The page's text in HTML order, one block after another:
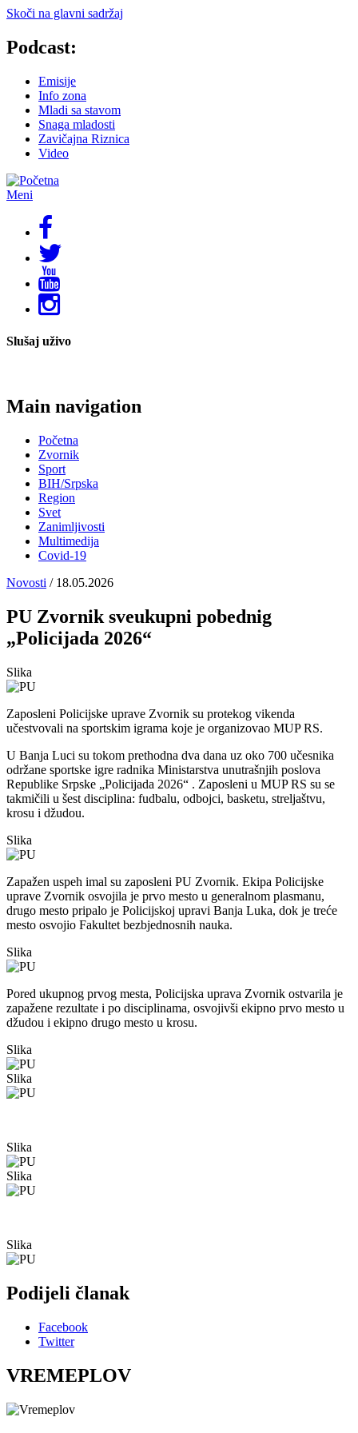
Skoči na glavni sadržaj
Podcast:
Emisije
Info zona
Mladi sa stavom
Snaga mladosti
Zavičajna Riznica
Video
Meni
Slušaj uživo
Main navigation
Početna
Zvornik
Sport
BIH/Srpska
Region
Svet
Zanimljivosti
Multimedija
Covid-19
Novosti / 18.05.2026
PU Zvornik sveukupni pobednig
„Policijada 2026“
Slika
Zaposleni Policijske uprave Zvornik su protekog vikenda
učestvovali na sportskim igrama koje je organizovao MUP RS.
U Banja Luci su tokom prethodna dva dana uz oko 700 učesnika
održane sportske igre radnika Ministarstva unutrašnjih poslova
Republike Srpske „Policijada 2026“ . Zaposleni u MUP RS su se
takmičili u šest disciplina: fudbalu, odbojci, basketu, streljaštvu,
krosu i džudou.
Slika
Zapažen uspeh imal su zaposleni PU Zvornik. Ekipa Policijske
uprave Zvornik osvojila je prvo mesto u generalnom plasmanu,
drugo mesto pripalo je Policijskoj upravi Banja Luka, dok je treće
mesto osvojio Fakultet bezbjednosnih nauka.
Slika
Pored ukupnog prvog mesta, Policijska uprava Zvornik ostvarila je
zapažene rezultate i po disciplinama, osvojivši ekipno prvo mesto u
džudou i ekipno drugo mesto u krosu.
Slika
Slika
Slika
Slika
Slika
Podijeli članak
Facebook
Twitter
VREMEPLOV